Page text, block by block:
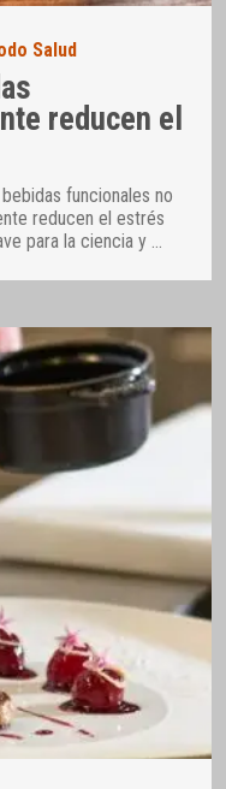
Salud
reducen el
funcionales no
reducen el estrés
para la ciencia y